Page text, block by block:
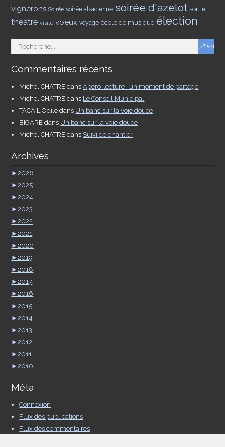
vignerons Soirée soirée alsacienne soirée d'azelot sortie
théâtre visite voeux voyage école de musique élection
Commentaires récents
Michel CHATRE dansApéro-lecture : un moment de partage
Michel CHATRE dans Le Conseil Municipal
TACAIL Odile dans Un banc sur la voie douce
BIGARE dans Un banc sur la voie douce
Michel CHATRE dans Suivi de chantier
Archives
►2026
►2025
►2024
►2023
►2022
►2021
►2020
►2019
►2018
►2017
►2016
►2015
►2014
►2013
►2012
►2011
►2010
Méta
Connexion
Flux des publications
Flux des commentaires